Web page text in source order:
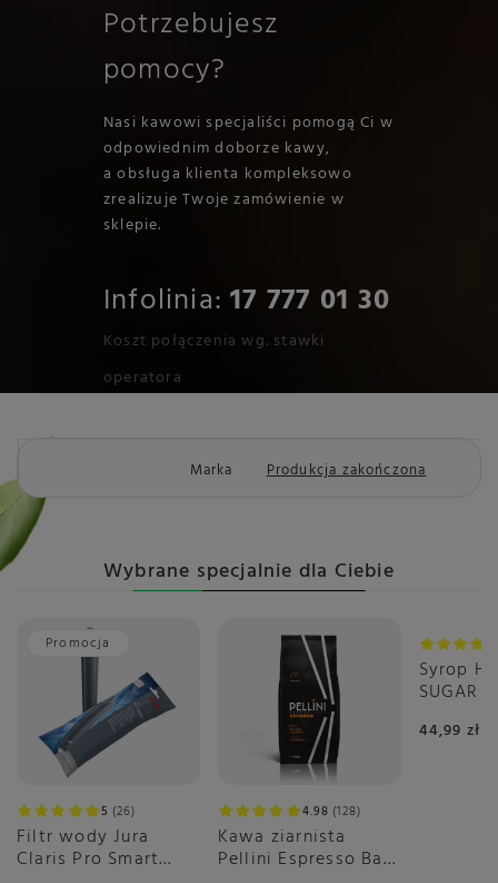
Potrzebujesz
pomocy?
Nasi kawowi specjaliści pomogą Ci w
odpowiednim doborze kawy,
a obsługa klienta kompleksowo
zrealizuje Twoje zamówienie w
sklepie.
Infolinia:17 777 01 30
Koszt połączenia wg. stawki
operatora
Marka Produkcja zakończona
Wybrane specjalnie dla Ciebie
Promocja
5 26
Filtr wody Jura
Claris Pro Smart
4.98 128
Kawa ziarnista
Pellini Espresso Bar
Syrop
SUGAR
44,99 zł